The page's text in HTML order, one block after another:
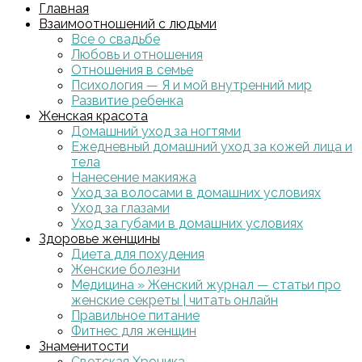
Главная
Взаимоотношений с людьми
Все о свадьбе
Любовь и отношения
Отношения в семье
Психология — Я и мой внутренний мир
Развитие ребенка
Женская красота
Домашний уход за ногтями
Ежедневный домашний уход за кожей лица и
тела
Нанесение макияжа
Уход за волосами в домашних условиях
Уход за глазами
Уход за губами в домашних условиях
Здоровье женщины
Диета для похудения
Женские болезни
Медицина » Женский журнал — статьи про
женские секреты | читать онлайн
Правильное питание
Фитнес для женщин
Знаменитости